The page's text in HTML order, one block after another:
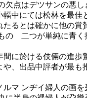
点はデツサンの悪
中にては松林を最
るとは確かに他の
ゝ二つが単純に青
に於ける伎倆の進
、出品中評者が最
マ ンヂイ婦人の画